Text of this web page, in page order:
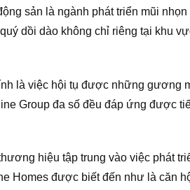
sản là ngành phát triển mũi nhọn
dồi dào không chỉ riêng tại khu
là việc hội tụ được những gương
Group đa số đều đáp ứng được
hiệu tập trung vào việc phát
Homes được biết đến như là căn